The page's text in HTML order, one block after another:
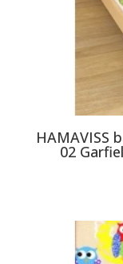
HAMAVISS
02